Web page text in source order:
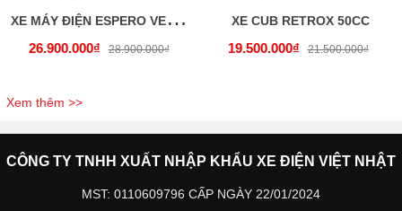
X
E MÁY ĐIỆN ESPERO VELIA P (PIN LITHIUM)
26.900.000₫ 28.900.000₫
XE CUB RETROX 50CC
19.500.000₫ 21.500.000₫
Xem thêm >>
CÔNG TY TNHH XUẤT NHẬP KHẨU XE ĐIỆN VIỆT NHẬT
MST: 0110609796 CẤP NGÀY 22/01/2024